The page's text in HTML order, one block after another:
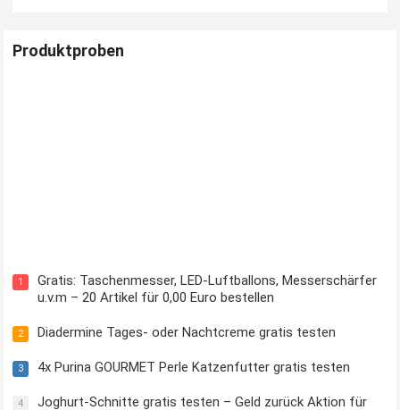
Produktproben
1
Gratis: Taschenmesser, LED-Luftballons, Messerschärfer
u.v.m – 20 Artikel für 0,00 Euro bestellen
2 Diadermine Tages- oder Nachtcreme gratis testen
3 4x Purina GOURMET Perle Katzenfutter gratis testen
4 Joghurt-Schnitte gratis testen – Geld zurück Aktion für